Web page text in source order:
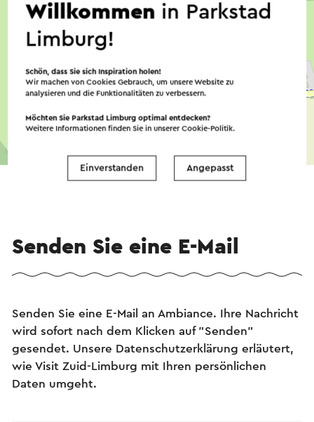
→ Planen Sie Ihre Route
Senden Sie eine E-Mail
Senden Sie eine E-Mail an Ambiance. Ihre Nachricht
wird sofort nach dem Klicken auf "Senden"
gesendet. Unsere Datenschutzerklärung erläutert,
wie Visit Zuid-Limburg mit Ihren persönlichen
Daten umgeht.
Willkommen in Parkstad
Limburg!
Schön, dass Sie sich Inspiration holen!
Wir machen von Cookies Gebrauch, um unsere Website zu
analysieren und die Funktionalitäten zu verbessern.
Möchten Sie Parkstad Limburg optimal entdecken?
Weitere Informationen finden Sie in unsererCookie-Politik.
Einverstanden Angepasst